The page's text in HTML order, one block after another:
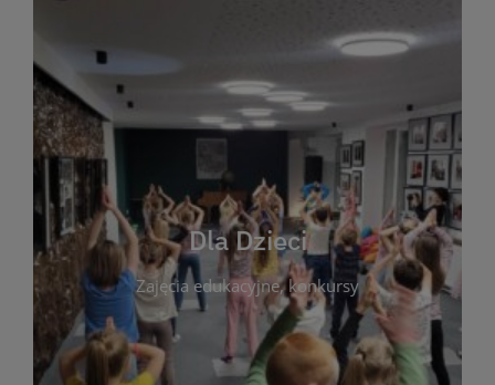
Dla Dzieci
Zajęcia edukacyjne, konkursy
czytelnikach i ich rodzicach. Znajdziesz tu
informacje o zajęciach edukacyjnych, konkursach
plastycznych i spotkaniach z autorami książek dla
dzieci. Biblioteka oferuje bogaty wybór bajek,
opowiadań i lektur szkolnych, a także przyjazny
kącik do wspólnego czytania. Pragniemy
rozbudzać miłość do książek od najmłodszych lat.
Zapraszamy do wspólnej zabawy i odkrywania
świata literatury!
WIĘCEJ